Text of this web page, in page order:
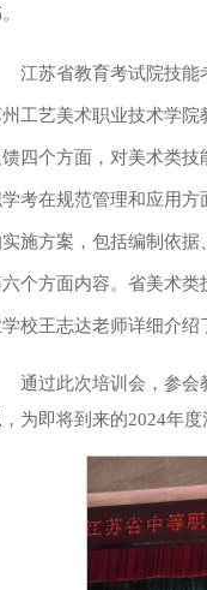
江苏省教育考试院技能
工艺美术职业技术学院
馈四个方面，对美术类
考在规范管理和应用
实施方案，包括编制依
个方面内容。省美术
学校王志达老师详细介绍
通过此次培训会，参会
，为即将到来的2024年